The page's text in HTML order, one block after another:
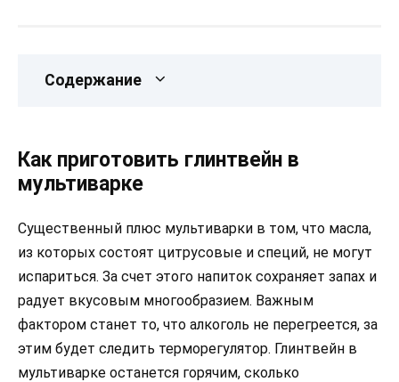
Содержание
Как приготовить глинтвейн в
мультиварке
Существенный плюс мультиварки в том, что масла,
из которых состоят цитрусовые и специй, не могут
испариться. За счет этого напиток сохраняет запах и
радует вкусовым многообразием. Важным
фактором станет то, что алкоголь не перегреется, за
этим будет следить терморегулятор. Глинтвейн в
мультиварке останется горячим, сколько